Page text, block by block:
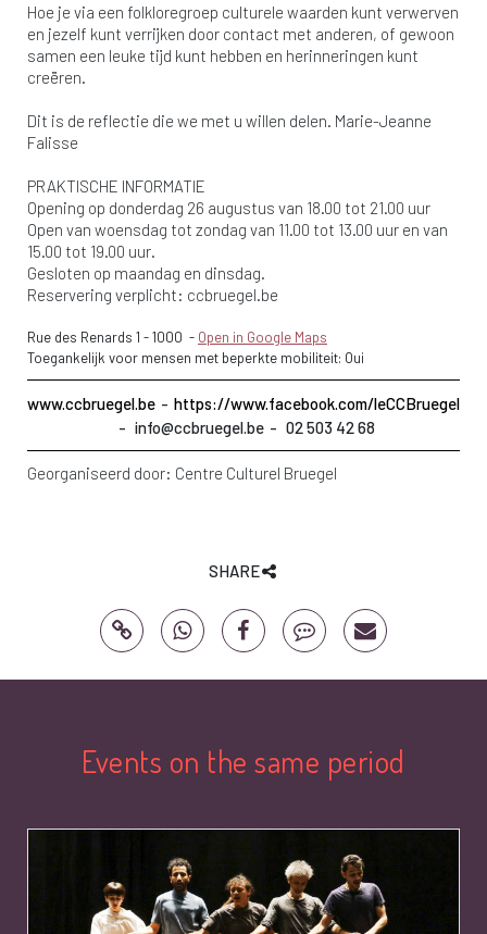
Hoe je via een folkloregroep culturele waarden kunt verwerven
en jezelf kunt verrijken door contact met anderen, of gewoon
samen een leuke tijd kunt hebben en herinneringen kunt
creëren.
Dit is de reflectie die we met u willen delen. Marie-Jeanne
Falisse
PRAKTISCHE INFORMATIE
Opening op donderdag 26 augustus van 18.00 tot 21.00 uur
Open van woensdag tot zondag van 11.00 tot 13.00 uur en van
15.00 tot 19.00 uur.
Gesloten op maandag en dinsdag.
Reservering verplicht: ccbruegel.be
Rue des Renards 1 -1000 - Open in Google Maps
Toegankelijk voor mensen met beperkte mobiliteit: Oui
www.ccbruegel.be
https://www.facebook.com/leCCBruegel
info@ccbruegel.be
02 503 42 68
Georganiseerd door: Centre Culturel Bruegel
SHARE
Events on the same period